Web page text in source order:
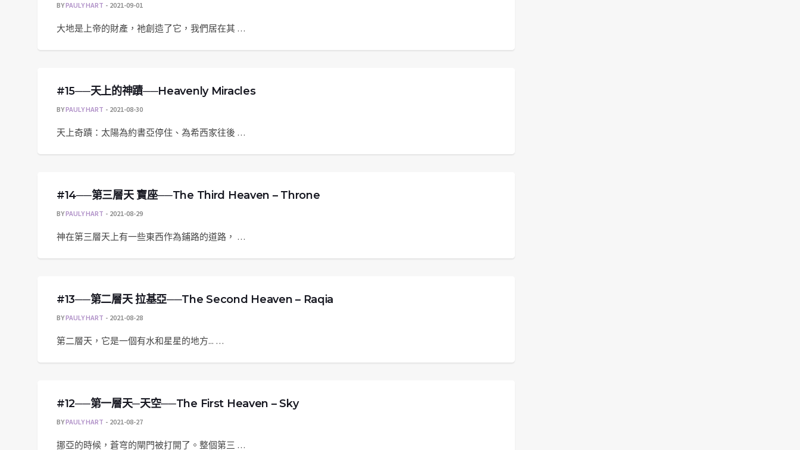
BYPAULY HART 2021-09-01
大地是上帝的財產，祂創造了它，我們居在其 …
#15──天上的神蹟──Heavenly Miracles
BYPAULY HART 2021-08-30
天上奇蹟：太陽為約書亞停住、為希西家往後 …
#14──第三層天 寶座──The Third Heaven – Throne
BYPAULY HART 2021-08-29
神在第三層天上有一些東西作為鋪路的道路， …
#13──第二層天 拉基亞──The Second Heaven – Raqia
BYPAULY HART 2021-08-28
第二層天，它是一個有水和星星的地方... …
#12──第一層天─天空──The First Heaven – Sky
BYPAULY HART 2021-08-27
挪亞的時候，蒼穹的閘門被打開了。整個第三 …